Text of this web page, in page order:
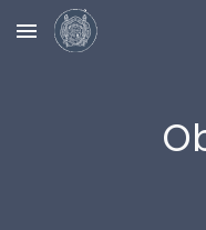
Skip to main content